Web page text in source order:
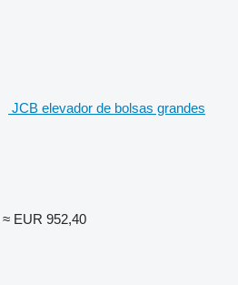
JCB elevador de bolsas grandes
≈ EUR 952,40